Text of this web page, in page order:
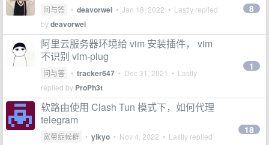
问与答 • deavorwei • Jan 18, 2022 • Lastly replied
bydeavorwei
8
阿里云服务器环境给 vim 安装插件， vim
不识别 vim-plug
问与答 • tracker647 • Dec 31, 2021 • Lastly
replied by ProPh3t
1
软路由使用 Clash Tun 模式下，如何代理
telegram
宽带症候群 • yikyo • Nov 4, 2022 • Lastly replied
18